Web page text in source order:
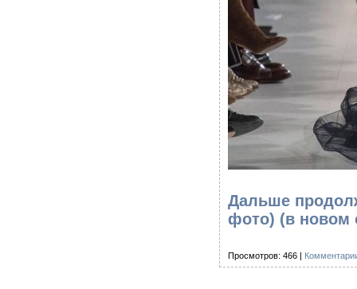
Дальше
фото) (в новом
Просмотров: 466 |